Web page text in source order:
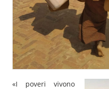
«I poveri vivono